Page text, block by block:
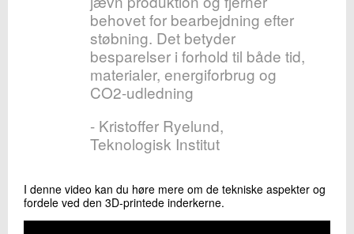
behovet for bearbejdning efter
støbning. Det betyder
besparelser i forhold til både tid,
materialer, energiforbrug og
CO2-udledning
- Kristoffer Ryelund,
Teknologisk Institut
I denne video kan du høre mere om de tekniske aspekter og
fordele ved den 3D-printede inderkerne.